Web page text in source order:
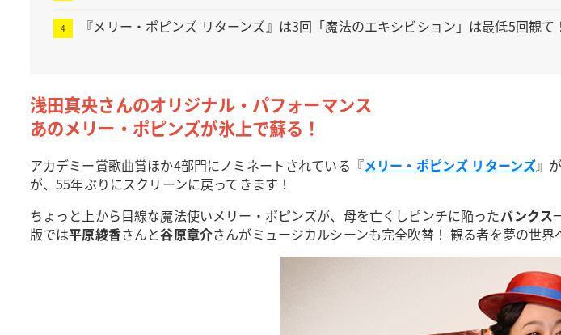
『メリー・ポピンズ リターンズ』は3回「魔法のエキシビション」は最低5回観て！
浅田真央さんのオリジナル・パフォーマンス
あのメリー・ポピンズが氷上で蘇る！
アカデミー賞歌曲賞ほか4部門にノミネートされている『メリー・ポピンズ リターンズ』
が、55年ぶりにスクリーンに戻ってきます！
ちょっと上から目線な魔法使いメリー・ポピンズが、母を亡くしピンチに陥ったバンクス
版では平原綾香さんと谷原章介さんがミュージカルシーンも完全吹替！ 観る者を夢の世界